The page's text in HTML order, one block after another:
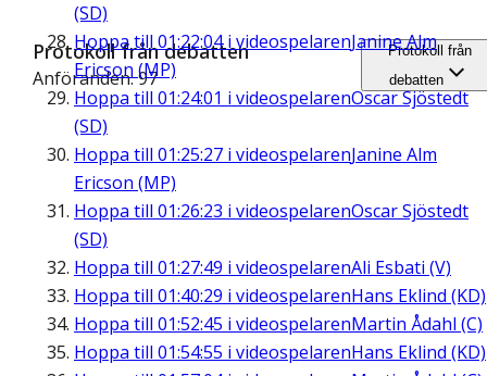
(SD)
Hoppa till 01:22:04i videospelarenJanine Alm
Ericson (MP)
Hoppa till 01:24:01 i videospelarenOscar Sjöstedt
(SD)
Hoppa till 01:25:27 i videospelarenJanine Alm
Ericson (MP)
Hoppa till 01:26:23 i videospelarenOscar Sjöstedt
(SD)
Hoppa till 01:27:49 i videospelarenAli Esbati (V)
Hoppa till 01:40:29 i videospelarenHans Eklind (KD)
Hoppa till 01:52:45 i videospelarenMartin Ådahl (C)
Hoppa till 01:54:55 i videospelarenHans Eklind (KD)
Protokoll från debatten
Anföranden: 97
Protokoll från
debatten